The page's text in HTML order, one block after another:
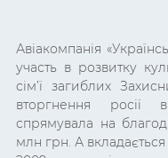
Авіакомпанія
участь в розвитку
сім’ї загиблих
вторгнення росії
спрямувала на
млн грн. А